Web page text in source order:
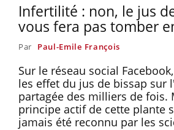
Infertilité : non, le jus
vous fera pas tomber
Par Paul-Emile François
Sur le réseau social
les effet du jus de bissap sur
partagée des milliers de fois.
principe actif de cette plante
jamais été reconnu par les